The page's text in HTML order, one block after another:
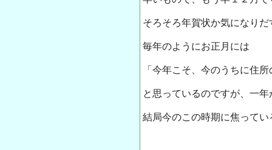
そろそろ年賀状か気になり
毎年のようにお正月には
「今年こそ、今のうちに住
と思っているのですが、一
結局今のこの時期に焦ってい